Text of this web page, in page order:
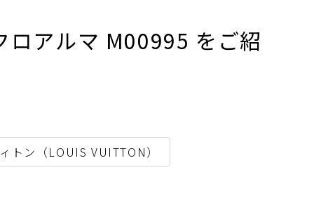
ロアルマ M00995 をご紹
トン（LOUIS VUITTON）